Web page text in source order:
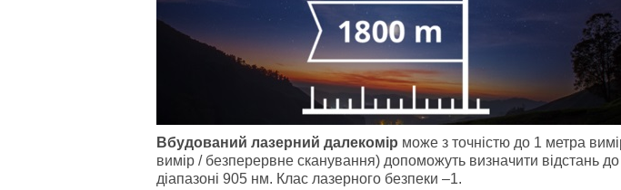
Вбудований лазерний далекомір може з точністю до 1 метра
вимір / безперервне сканування) допоможуть визначити відстань
діапазоні 905 нм. Клас лазерного безпеки –1.